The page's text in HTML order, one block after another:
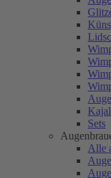
Kajal
Sets
Alle